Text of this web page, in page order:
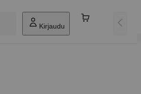
Kirjaudu